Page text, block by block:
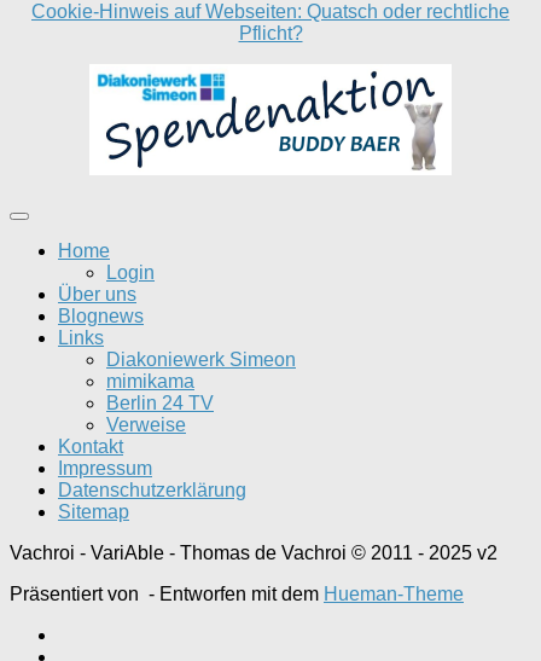
Cookie-Hinweis auf Webseiten: Quatsch oder rechtliche
Pflicht?
Home
Login
Über uns
Blognews
Links
Diakoniewerk Simeon
mimikama
Berlin 24 TV
Verweise
Kontakt
Impressum
Datenschutzerklärung
Sitemap
Vachroi - VariAble - Thomas de Vachroi © 2011 - 2025 v2
Präsentiert von - Entworfen mit dem Hueman-Theme